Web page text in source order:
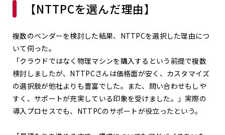
【NTTPCを選んだ理由】
複数のベンダーを検討した結果、NTTPCを選択した理由につ
いて伺った。
「クラウドではなく物理マシンを購入するという前提で複数
検討しましたが、NTTPCさんは価格面が安く、カスタマイズ
の選択肢が他社よりも豊富でした。また、問い合わせもしや
すく、サポートが充実している印象を受けました。」実際の
導入プロセスでも、NTTPCのサポートが役立ったという。